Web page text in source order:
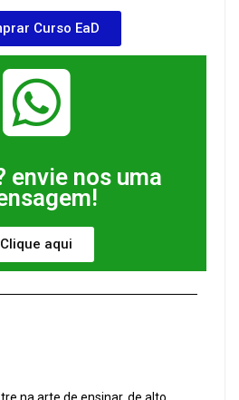
Curso EaD
envie nos uma
Clique aqui